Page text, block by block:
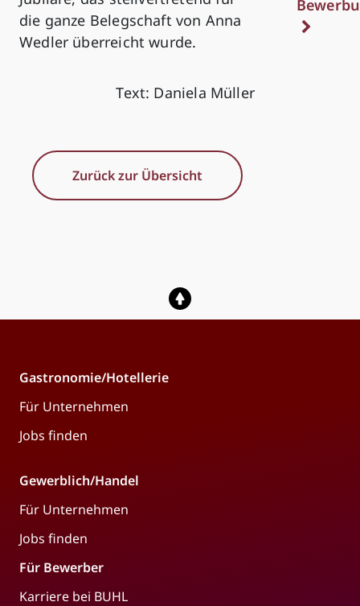
die ganze Belegschaft von Anna
Wedler überreicht wurde.
Text: Daniela Müller
Zurück zur Übersicht
Gastronomie/Hotellerie
Für Unternehmen
Jobs finden
Gewerblich/Handel
Für Unternehmen
Jobs finden
Für Bewerber
Karriere bei BUHL